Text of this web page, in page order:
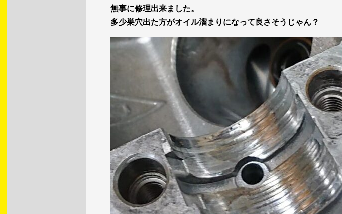
無事に修理出来ました。
多少巣穴出た方がオイル溜まりになって良さそうじゃん？